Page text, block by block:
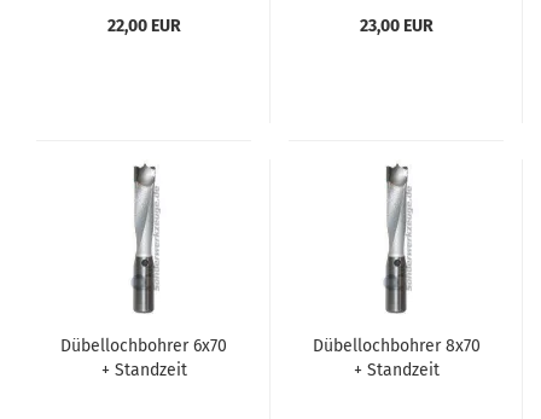
22,00 EUR 23,00 EUR
Dübellochbohrer 6x70
+ Standzeit
Dübellochbohrer 8x70
+ Standzeit